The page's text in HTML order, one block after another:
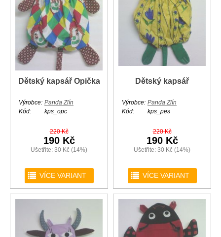
Dětský kapsář Opička
Výrobce: Panda Zlín
Kód:
kps_opc
220 Kč
190 Kč
Ušetřite: 30 Kč (14%)
r VÍCE VARIANT
Dětský kapsář
Výrobce: Panda Zlín
Kód:
kps_pes
220 Kč
190 Kč
Ušetřite: 30 Kč (14%)
r VÍCE VARIANT